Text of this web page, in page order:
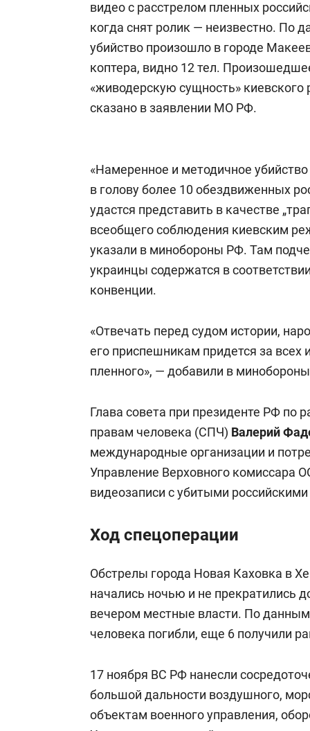
видео с расстрелом пленных
когда снят ролик — неизвестно. По
убийство произошло в городе
коптера, видно 12 тел.
«живодерскую сущность»
сказано в заявлении МО РФ.
«Намеренное и методичное
в голову более 10 обездвиженных
удастся представить в качестве
всеобщего соблюдения киевским
указали в минобороны РФ. Там
украинцы содержатся в
конвенции.
«Отвечать перед судом истории,
его приспешникам придется за всех
пленного», — добавили в
Глава совета при президенте РФ по
правам человека (СПЧ) Валерий
международные организации и
Управление Верховного комиссара
видеозаписи с убитыми
Ход спецоперации
Обстрелы города Новая Каховка в
начались ночью и не прекратились
вечером местные власти. По
человека погибли, еще 6 получили
17 ноября ВС РФ нанесли
большой дальности воздушного,
объектам военного управления,